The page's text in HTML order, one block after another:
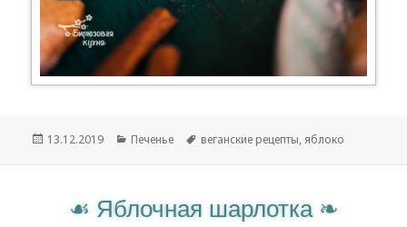
Опубликовано
13.12.2019 Рубрики
Печенье Метки
веганские рецепты,яблоко
Яблочная шарлотка